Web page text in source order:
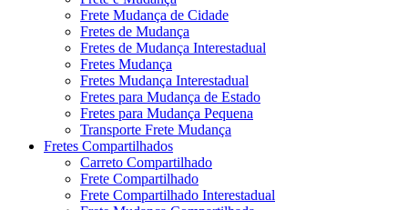
Frete Mudança de Cidade
Fretes de Mudança
Fretes de Mudança Interestadual
Fretes Mudança
Fretes Mudança Interestadual
Fretes para Mudança de Estado
Fretes para Mudança Pequena
Transporte Frete Mudança
Fretes Compartilhados
Carreto Compartilhado
Frete Compartilhado
Frete Compartilhado Interestadual